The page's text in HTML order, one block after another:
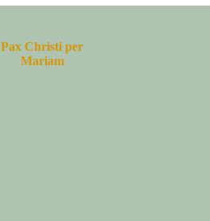
Pax Christi per
Mariam